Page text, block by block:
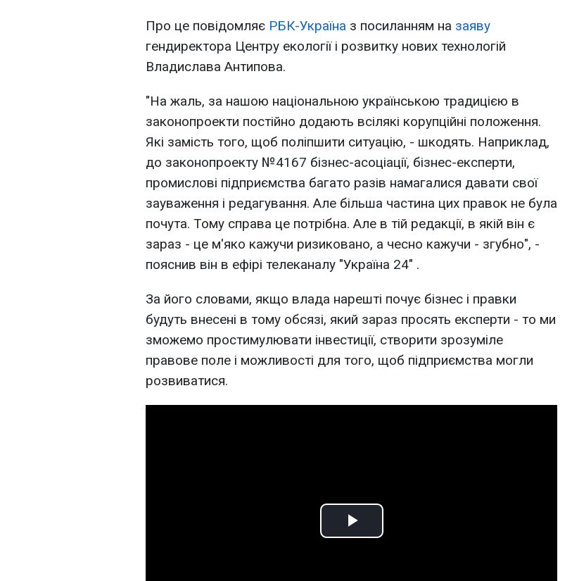
Про це повідомляє РБК-Україна з посиланням на заяву
гендиректора Центру екології і розвитку нових технологій
Владислава Антипова.
"На жаль, за нашою національною українською традицією в
законопроекти постійно додають всілякі корупційні положення.
Які замість того, щоб поліпшити ситуацію, - шкодять. Наприклад,
до законопроекту №4167 бізнес-асоціації, бізнес-експерти,
промислові підприємства багато разів намагалися давати свої
зауваження і редагування. Але більша частина цих правок не була
почута. Тому справа це потрібна. Але в тій редакції, в якій він є
зараз - це м'яко кажучи ризиковано, а чесно кажучи - згубно", -
пояснив він в ефірі телеканалу "Україна 24" .
За його словами, якщо влада нарешті почує бізнес і правки
будуть внесені в тому обсязі, який зараз просять експерти - то ми
зможемо простимулювати інвестиції, створити зрозуміле
правове поле і можливості для того, щоб підприємства могли
розвиватися.
Play